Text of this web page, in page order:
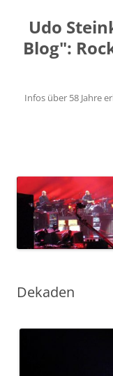
springen
Udo
Blog":
Infos über 58 Jahre
Dekaden